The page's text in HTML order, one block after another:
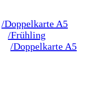
/Doppelkarte A5
/Frühling
/Doppelkarte A5